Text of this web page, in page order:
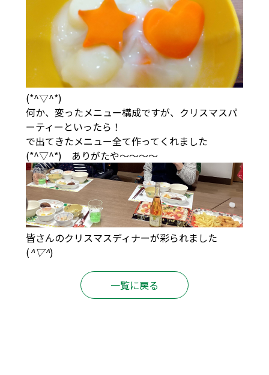
(*^▽^*)
何か、変ったメニュー構成ですが、クリスマスパ
ーティーといったら！
で出てきたメニュー全て作ってくれました
(*^▽^*) ありがたや～～～～
皆さんのクリスマスディナーが彩られました
(^▽^)
一覧に戻る